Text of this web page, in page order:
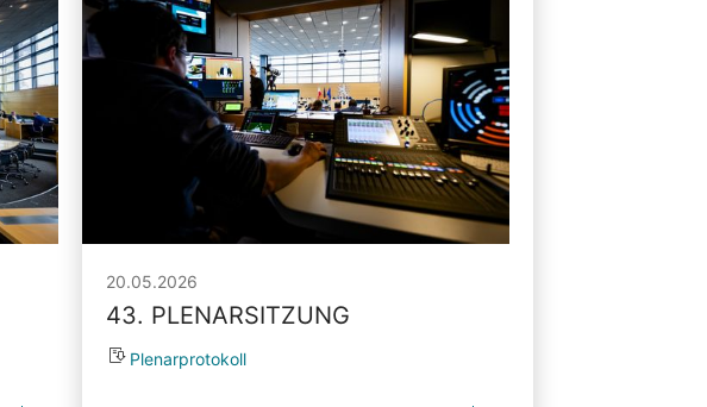
20.05.2026
43. PLENARSITZUNG
Plenarprotokoll